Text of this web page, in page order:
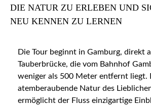
DIE NATUR ZU ERLEBEN UND
NEU KENNEN ZU LERNEN
Die Tour beginnt in Gamburg, direkt
Tauberbrücke, die vom Bahnhof
weniger als 500 Meter entfernt liegt.
atemberaubende Natur des
ermöglicht der Fluss einzigartige